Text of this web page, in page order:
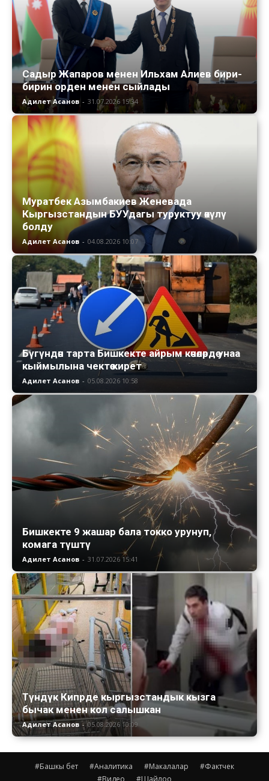
Садыр Жапаров менен Ильхам Алиев бири-
бирин орден менен сыйлады
Адилет Асанов - 31.07.2026 15:34
Муратбек Азымбакиев Женевада
Кыргызстандын БУУдагы туруктуу өкүлү
болду
Адилет Асанов - 04.08.2026 10:07
Бүгүндөн тарта Бишкекте айрым көчөлөрдө унаа
кыймылына чектөө кирет
Адилет Асанов - 05.08.2026 10:58
Бишкекте 9 жашар бала токко урунуп,
комага түштү
Адилет Асанов - 31.07.2026 15:41
Түндүк Кипрде кыргызстандык кызга
бычак менен кол салышкан
Адилет Асанов - 05.08.2026 10:09
#Башкы бет #Аналитика #Макалалар
#Фактчек
#Видео
#Шайлоо